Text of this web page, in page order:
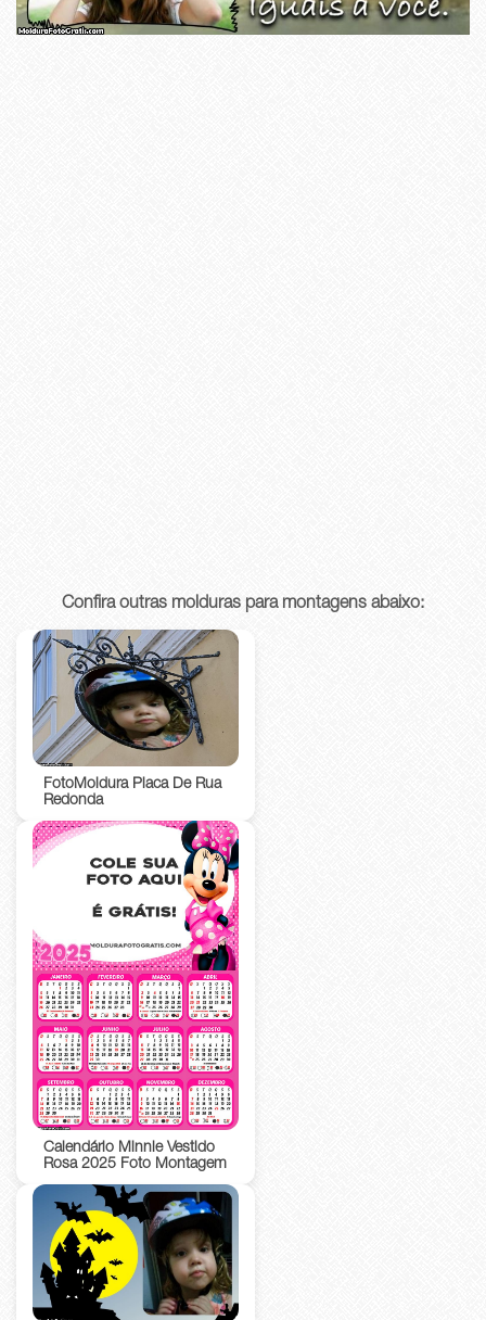
Confira outras molduras para montagens abaixo:
FotoMoldura Placa De Rua
Redonda
Calendário Minnie Vestido
Rosa 2025 Foto Montagem